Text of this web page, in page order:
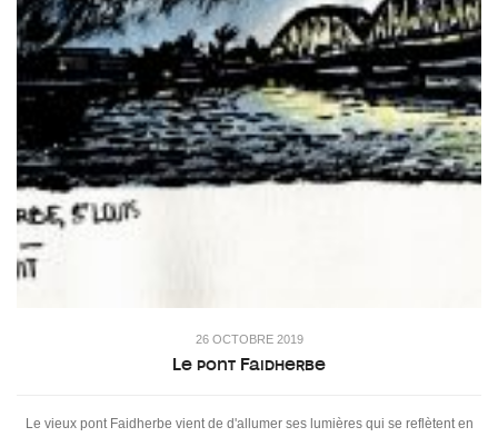
26 OCTOBRE 2019
Le pont Faidherbe
Le vieux pont Faidherbe vient de d'allumer ses lumières qui se reflètent en